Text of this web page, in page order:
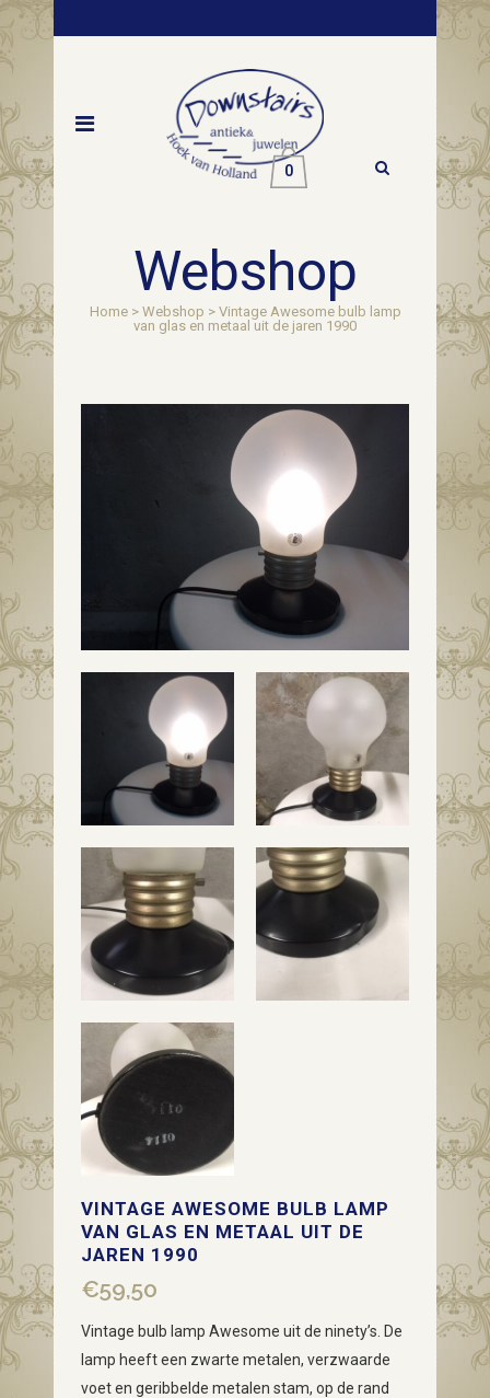
0
Webshop
Home> Webshop > Vintage Awesome bulb lamp
van glas en metaal uit de jaren 1990
VINTAGE AWESOME BULB LAMP
VAN GLAS EN METAAL UIT DE
JAREN 1990
€59,50
Vintage bulb lamp Awesome uit de ninety’s. De
lamp heeft een zwarte metalen, verzwaarde
voet en geribbelde metalen stam, op de rand